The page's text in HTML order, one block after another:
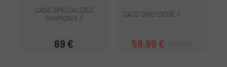
CASC SPECIALIZED
CHAMONIX 3
Preu
69 €
CASC GIRO ISODE II
Preu
59,99 €Preu regular